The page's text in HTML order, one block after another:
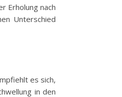
Erholung nach
Unterschied
es sich,
in den